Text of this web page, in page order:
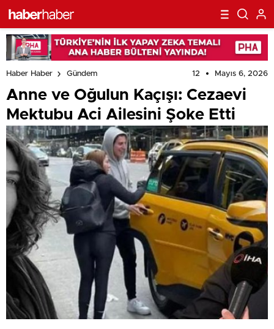
Haber Haber Gündem 12 Mayıs 6, 2026
Anne ve Oğulun Kaçışı: Cezaevi
Mektubu Aci Ailesini Şoke Etti